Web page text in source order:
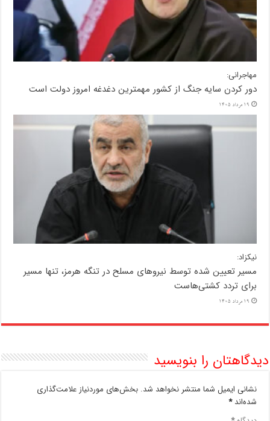
مهاجرانی:
دور کردن سایه جنگ از کشور مهمترین دغدغه امروز دولت است
19 مرداد 1405
نیکزاد:
مسیر تعیین شده توسط نیروهای مسلح در تنگه هرمز، تنها مسیر
برای تردد کشتی‌هاست
19 مرداد 1405
دیدگاهتان را بنویسید
نشانی ایمیل شما منتشر نخواهد شد. بخش‌های موردنیاز علامت‌گذاری
شده‌اند*